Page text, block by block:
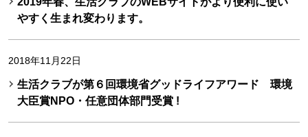
やすく生まれ変わります。
2018年11月22日
生活クラブが第６回環境省グッドライフアワード 環境
大臣賞NPO・任意団体部門受賞 !